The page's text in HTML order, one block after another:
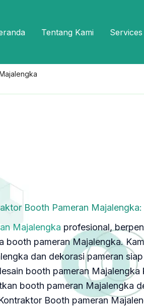
Tentang Kami Services
Booth Pameran
Majalengka profesional,
booth pameran Majalengka.
dan dekorasi pameran
booth pameran
booth pameran Majalengka
Booth pameran